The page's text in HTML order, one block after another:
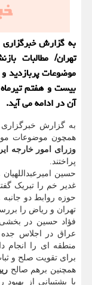
به گزارش خبرگزاری
تهران/ مطالبات
موضوعات
آن در ادامه می آید.
به گزارش خبرگزاری
همچون موضوعات
وزرای امور خارجه
پراختند.
حسین
غدیر خم را تبریک
حوزه روابط دو
تهران و ریاض را
فؤاد حسین در
عراق در اجلاس جده
منطقه ای را انجام
برای تقویت صلح و
همچنین برهم صالح
با پشتیبانی از